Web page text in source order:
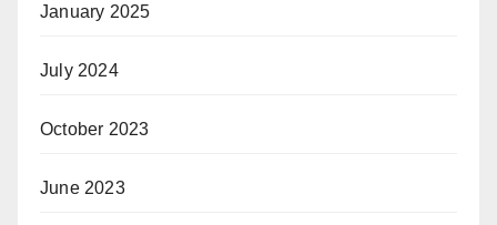
January 2025
July 2024
October 2023
June 2023